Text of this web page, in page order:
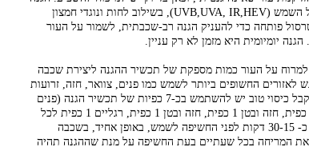
אמיתית דורשת מענה רחב לכל טווחי אורכי הגל של השמש (UVB,UVA, IR,HEV), בשילוב לחות ונוגדי חמצון
פותחה כדי להעניק הגנה רב-שכבתית, לשמור על העור
יומיומית היא מזמן לא רק עניין.
על העור כמות מספקת של תכשיר ההגנה ליצירת שכבה
לאזורים החשופים ביותר לשמש כמו פנים, צוואר, חזה, זרועות
ורגליים. לשם המחשה של הכמות המומלצת, כדי לקבל כיסוי טוב יש להשתמש בכ-7 כפיות של תכשיר הגנה (פנים
וצוואר 1 כפית, ידיים 1 כפית לכל יד, גב וכתפיים 1 כפית, חזה ובטן 1 כפית, חזה ובטן 1 כפית, רגליים 1 כפית לכל
רגל). את פעולת המריחה בתכשיר ההגנה יש לבצע כ- 30-15 דקות לפני החשיפה לשמש, באופן אחיד, בשכבה
המריחה בכל שעתיים בעת החשיפה על מנת שההגנה תהיה